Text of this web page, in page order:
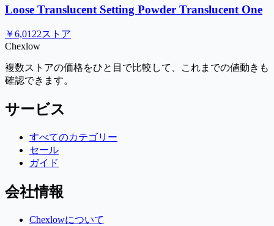
Loose Translucent Setting Powder Translucent One
￥6,0122ストア
Chexlow
複数ストアの価格をひと目で比較して、これまでの値動きも
確認できます。
サービス
すべてのカテゴリー
セール
ガイド
会社情報
Chexlowについて